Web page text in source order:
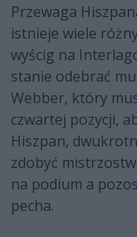
Przewaga
istnieje wiele
wyścig na
stanie odebrać
Webber, który
czwartej pozycji,
Hiszpan,
zdobyć
na podium a
pecha.